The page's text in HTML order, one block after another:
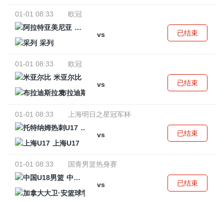
01-01 08:33
欧冠
阿拉特亚美尼亚
vs
采列
已结束
01-01 08:33
欧冠
米亚尔比
vs
布拉迪斯拉发
已结束
01-01 08:33
上海明日之星冠军杯
托特纳姆热刺U17
vs
上海U17
已结束
01-01 08:33
国青男篮热身赛
中国U18男篮
vs
已结束